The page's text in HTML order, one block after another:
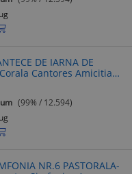
DE IARNA DE
Cantores Amicitiae
George Enescu -286177
(99% / 12.594)
NR.6 PASTORALA-